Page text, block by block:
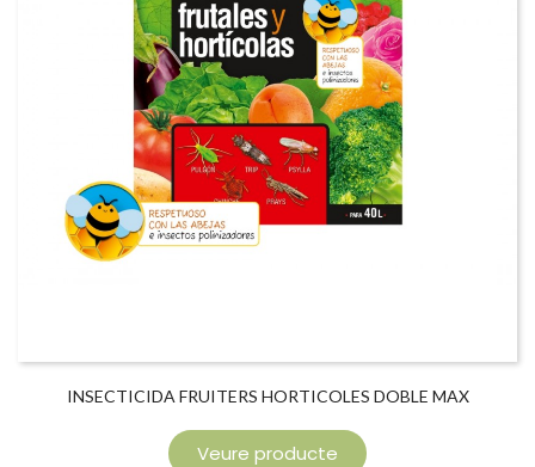
INSECTICIDA FRUITERS HORTICOLES DOBLE MAX
Veure producte